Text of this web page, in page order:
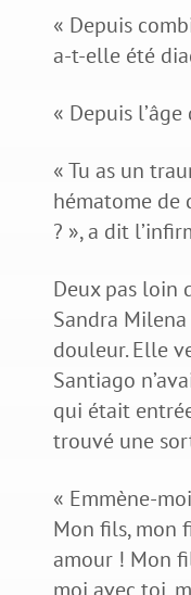
« Depuis
a-t-elle été
« Depuis l’âge
« Tu as un
hématome de
? », a dit
Deux pas loin
Sandra
douleur. Elle
Santiago
qui était
trouvé une
« Emmène-
Mon fils, mon
amour ! Mon
moi avec toi,